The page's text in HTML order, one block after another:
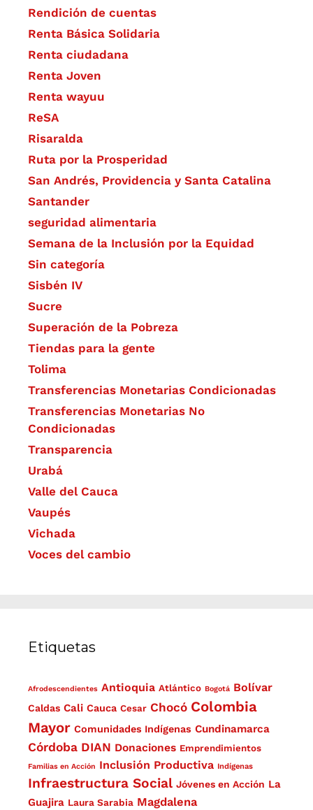
Rendición de cuentas
Renta Básica Solidaria
Renta ciudadana
Renta Joven
Renta wayuu
ReSA
Risaralda
Ruta por la Prosperidad
San Andrés, Providencia y Santa Catalina
Santander
seguridad alimentaria
Semana de la Inclusión por la Equidad
Sin categoría
Sisbén IV
Sucre
Superación de la Pobreza
Tiendas para la gente
Tolima
Transferencias Monetarias Condicionadas
Transferencias Monetarias No
Condicionadas
Transparencia
Urabá
Valle del Cauca
Vaupés
Vichada
Voces del cambio
Etiquetas
Afrodescendientes Antioquia Atlántico Bogotá Bolívar
Caldas Cali Cauca Cesar Chocó Colombia
Mayor Comunidades Indígenas Cundinamarca
Córdoba DIAN Donaciones Emprendimientos
Familias en Acción Inclusión Productiva Indígenas
Infraestructura Social Jóvenes en Acción La
Guajira Laura Sarabia Magdalena